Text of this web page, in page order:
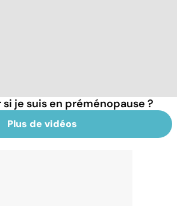
je suis en préménopause ?
Plus de vidéos